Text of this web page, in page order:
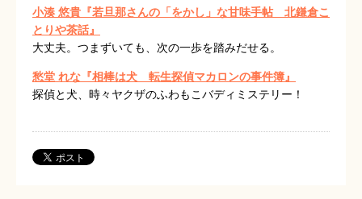
小湊 悠貴『若旦那さんの「をかし」な甘味手帖 北鎌倉こ
とりや茶話』
大丈夫。つまずいても、次の一歩を踏みだせる。
愁堂 れな『相棒は犬 転生探偵マカロンの事件簿』
探偵と犬、時々ヤクザのふわもこバディミステリー！